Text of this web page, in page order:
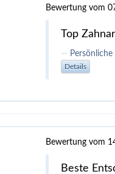
Bewertung vom
Top
Details
Bewertung vom
Beste